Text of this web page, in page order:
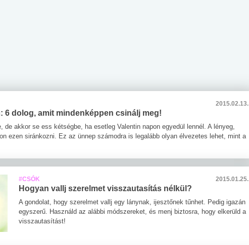
2015.02.13.
6 dolog, amit mindenképpen csinálj meg!
de akkor se ess kétségbe, ha esetleg Valentin napon egyedül lennél. A lényeg,
ezen siránkozni. Ez az ünnep számodra is legalább olyan élvezetes lehet, mint a
#CSÓK 2015.01.25.
Hogyan vallj szerelmet visszautasítás nélkül?
A gondolat, hogy szerelmet vallj egy lánynak, ijesztőnek tűnhet. Pedig igazán
egyszerű. Használd az alábbi módszereket, és menj biztosra, hogy elkerüld a
visszautasítást!